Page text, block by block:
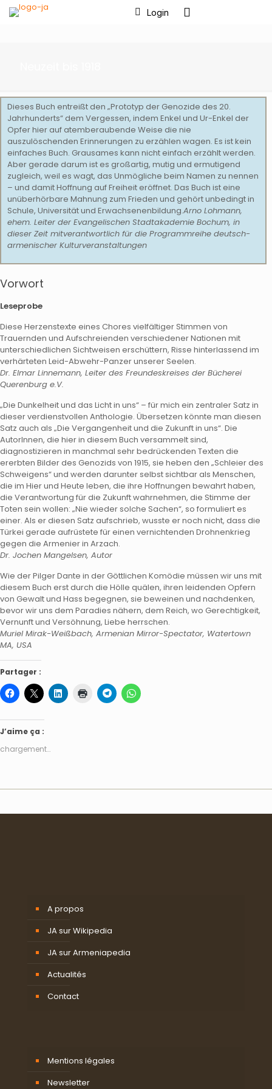
Login
Dieses Buch entreißt den „Prototyp der Genozide des 20.
Jahrhunderts“ dem Vergessen, indem Enkel und Ur-Enkel der
Opfer hier auf atemberaubende Weise die nie
auszulöschenden Erinnerungen zu erzählen wagen. Es ist kein
einfaches Buch. Grausames kann nicht einfach erzählt werden.
Aber gerade darum ist es großartig, mutig und ermutigend
zugleich, weil es wagt, das Unmögliche beim Namen zu nennen
– und damit Hoffnung auf Freiheit eröffnet. Das Buch ist eine
unüberhörbare Mahnung zum Frieden und gehört unbedingt in
Schule, Universität und Erwachsenenbildung.Arno Lohmann,
ehem. Leiter der Evangelischen Stadtakademie Bochum, in
dieser Zeit mitverantwortlich für die Programmreihe deutsch-
armenischer Kulturveranstaltungen
Vorwort
Leseprobe
Diese Herzenstexte eines Chores vielfältiger Stimmen von
Trauernden und Aufschreienden verschiedener Nationen mit
unterschiedlichen Sichtweisen erschüttern, Risse hinterlassend im
verhärteten Leid-Abwehr-Panzer unserer Seelen.
Dr. Elmar Linnemann, Leiter des Freundeskreises der Bücherei
Querenburg e.V.
„Die Dunkelheit und das Licht in uns“ – für mich ein zentraler Satz in
dieser verdienstvollen Anthologie. Übersetzen könnte man diesen
Satz auch als „Die Vergangenheit und die Zukunft in uns“. Die
AutorInnen, die hier in diesem Buch versammelt sind,
diagnostizieren in manchmal sehr bedrückenden Texten die
ererbten Bilder des Genozids von 1915, sie heben den „Schleier des
Schweigens“ und werden darunter selbst sichtbar als Menschen,
die im Hier und Heute leben, die ihre Hoffnungen bewahrt haben,
die Verantwortung für die Zukunft wahrnehmen, die Stimme der
Toten sein wollen: „Nie wieder solche Sachen“, so formuliert es
einer. Als er diesen Satz aufschrieb, wusste er noch nicht, dass die
Türkei gerade aufrüstete für einen vernichtenden Drohnenkrieg
gegen die Armenier in Arzach.
Dr. Jochen Mangelsen, Autor
Wie der Pilger Dante in der Göttlichen Komödie müssen wir uns mit
diesem Buch erst durch die Hölle quälen, ihren leidenden Opfern
von Gewalt und Hass begegnen, sie beweinen und nachdenken,
bevor wir uns dem Paradies nähern, dem Reich, wo Gerechtigkeit,
Vernunft und Versöhnung, Liebe herrschen.
Muriel Mirak-Weißbach, Armenian Mirror-Spectator, Watertown
MA, USA
Partager :
J’aime ça :
chargement…
A propos
JA sur Wikipedia
JA sur Armeniapedia
Actualités
Contact
Mentions légales
Newsletter